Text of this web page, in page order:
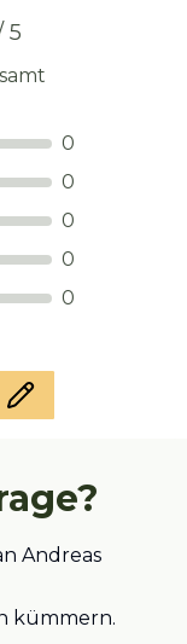
5
0
0
0
0
0
Andreas
kümmern.